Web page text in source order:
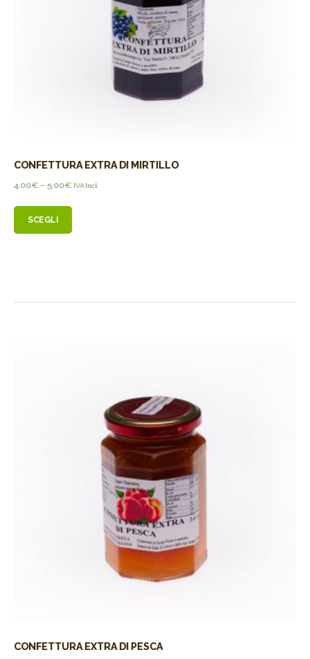
CONFETTURA EXTRA DI MIRTILLO
4,00€ – 5,00€ IVA Incl.
SCEGLI
CONFETTURA EXTRA DI PESCA